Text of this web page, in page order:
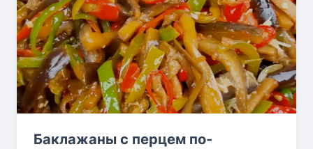
Баклажаны с перцем по-